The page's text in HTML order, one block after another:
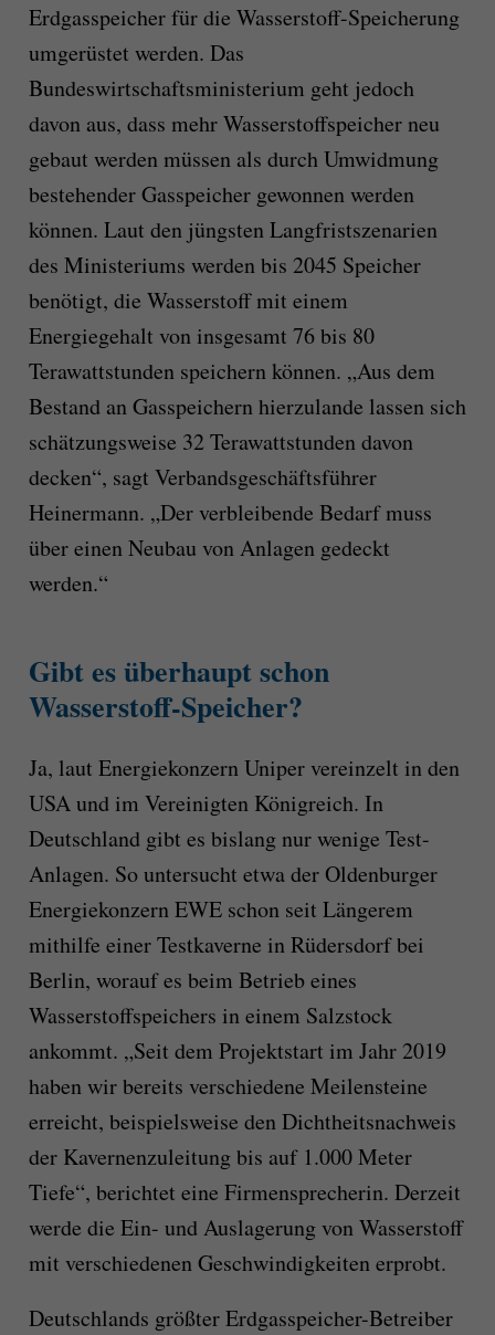
Erdgasspeicher für die Wasserstoff-Speicherung
umgerüstet werden. Das
Bundeswirtschaftsministerium geht jedoch
davon aus, dass mehr Wasserstoffspeicher neu
gebaut werden müssen als durch Umwidmung
bestehender Gasspeicher gewonnen werden
können. Laut den jüngsten Langfristszenarien
des Ministeriums werden bis 2045 Speicher
benötigt, die Wasserstoff mit einem
Energiegehalt von insgesamt 76 bis 80
Terawattstunden speichern können. „Aus dem
Bestand an Gasspeichern hierzulande lassen sich
schätzungsweise 32 Terawattstunden davon
decken“, sagt Verbandsgeschäftsführer
Heinermann. „Der verbleibende Bedarf muss
über einen Neubau von Anlagen gedeckt
werden.“
Gibt es überhaupt schon
Wasserstoff-Speicher?
Ja, laut Energiekonzern Uniper vereinzelt in den
USA und im Vereinigten Königreich. In
Deutschland gibt es bislang nur wenige Test-
Anlagen. So untersucht etwa der Oldenburger
Energiekonzern EWE schon seit Längerem
mithilfe einer Testkaverne in Rüdersdorf bei
Berlin, worauf es beim Betrieb eines
Wasserstoffspeichers in einem Salzstock
ankommt. „Seit dem Projektstart im Jahr 2019
haben wir bereits verschiedene Meilensteine
erreicht, beispielsweise den Dichtheitsnachweis
der Kavernenzuleitung bis auf 1.000 Meter
Tiefe“, berichtet eine Firmensprecherin. Derzeit
werde die Ein- und Auslagerung von Wasserstoff
mit verschiedenen Geschwindigkeiten erprobt.
Deutschlands größter Erdgasspeicher-Betreiber